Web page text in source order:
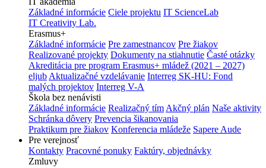
Základné informácie Ciele projektu IT ScienceLab
IT Creativity Lab.
Erasmus+
Základné informácie Pre zamestnancov Pre žiakov
Realizované projekty Dokumenty na stiahnutie Časté otázky
Akreditácia pre program Erasmus+ mládež (2021 – 2027)
eljub Aktualizačné vzdelávanie Interreg SK-HU: Fond
malých projektov Interreg V-A
Škola bez nenávisti
Základné informácie Realizačný tím Akčný plán Naše aktivity
Schránka dôvery Prevencia šikanovania
Praktikum pre žiakov Konferencia mládeže Sapere Aude
Pre verejnosť
Kontakty Pracovné ponuky Faktúry, objednávky
Zmluvy